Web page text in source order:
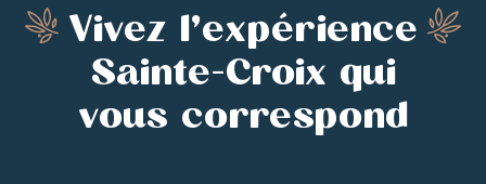
Vivez l’expérience
Sainte-Croix qui
vous correspond